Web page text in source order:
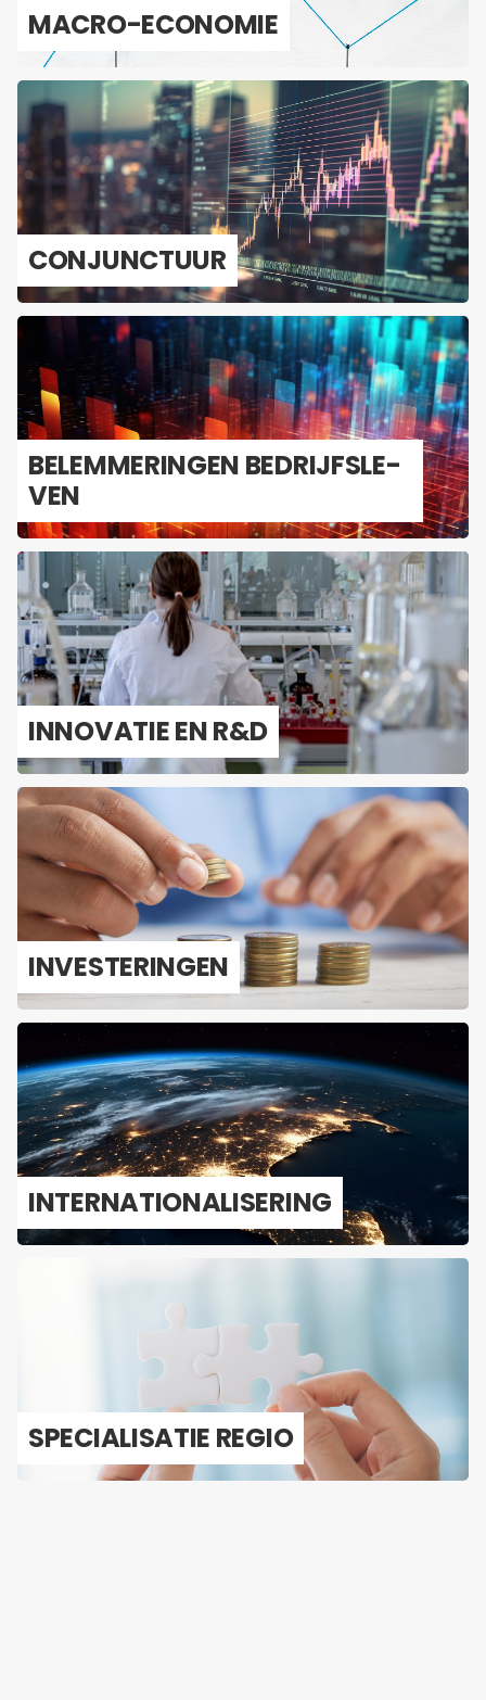
MACRO-​ECONOMIE
CON­JUNC­TUUR
BE­LEM­ME­RIN­GEN BE­DRIJFS­LE­
VEN
IN­NO­VA­TIE EN R&D
IN­VES­TE­RIN­GEN
IN­TER­NA­TI­O­NA­LI­SE­RING
SPE­CI­A­LI­SA­TIE REGIO